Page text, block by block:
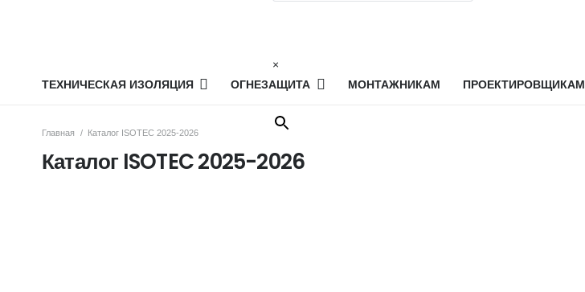
×
ТЕХНИЧЕСКАЯ ИЗОЛЯЦИЯ ОГНЕЗАЩИТА МОНТАЖНИКАМ ПРОЕКТИРОВЩИКАМ
Главная / Каталог ISOTEC 2025-2026
Каталог ISOTEC 2025-2026